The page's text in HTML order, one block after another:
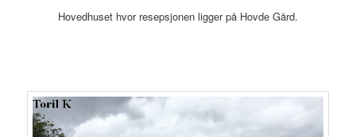
Hovedhuset hvor resepsjonen ligger på Hovde Gård.